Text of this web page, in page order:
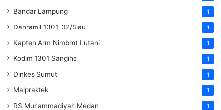
Bandar Lampung 1
Danramil 1301-02/Siau 1
Kapten Arm Nimbrot Lutani 1
Kodim 1301 Sangihe 1
Dinkes Sumut 1
Malpraktek 1
RS Muhammadiyah Medan 1